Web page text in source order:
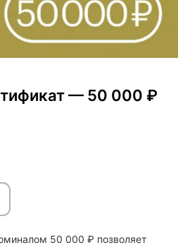
— 50 000 ₽
50 000 ₽ позволяет